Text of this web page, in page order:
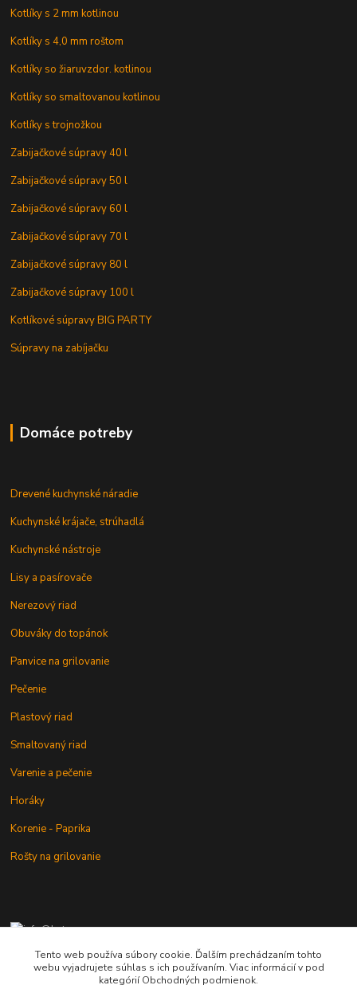
Kotlíky s 2 mm kotlinou
Kotlíky s 4,0 mm roštom
Kotlíky so žiaruvzdor. kotlinou
Kotlíky so smaltovanou kotlinou
Kotlíky s trojnožkou
Zabijačkové súpravy 40 l
Zabijačkové súpravy 50 l
Zabijačkové súpravy 60 l
Zabijačkové súpravy 70 l
Zabijačkové súpravy 80 l
Zabijačkové súpravy 100 l
Kotlíkové súpravy BIG PARTY
Súpravy na zabíjačku
Domáce potreby
Drevené kuchynské náradie
Kuchynské krájače, strúhadlá
Kuchynské nástroje
Lisy a pasírovače
Nerezový riad
Obuváky do topánok
Panvice na grilovanie
Pečenie
Plastový riad
Smaltovaný riad
Varenie a pečenie
Horáky
Korenie - Paprika
Rošty na grilovanie
+421 902 212 007
od 8:00 - do 16:00 hod
Tento web používa súbory cookie. Ďalším prechádzaním tohto
webu vyjadrujete súhlas s ich používaním. Viac informácií v pod
kategórií Obchodných podmienok.